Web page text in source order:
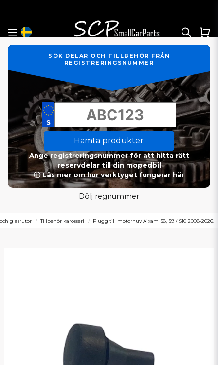
SÖK DELAR OCH TILLBEHÖR FRÅN
REGISTRERINGSNUMMER
Hämta produkter
Ange registreringsnummer för att hitta rätt
reservdelar till din mopedbil
ⓘ Läs mer om hur verktyget fungerar här
Dölj regnummer
glasrutor Tillbehör karosseri Plugg till motorhuv Aixam S8, S9 / S10 2008-2026.